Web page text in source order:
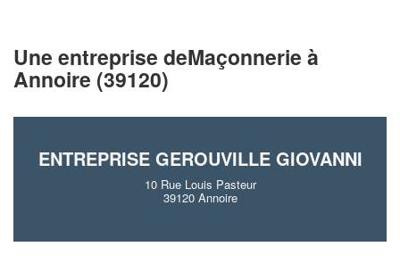
Une entreprise deMaçonnerie à
Annoire (39120)
ENTREPRISE GEROUVILLE GIOVANNI
10 Rue Louis Pasteur
39120 Annoire
nouveaux clients